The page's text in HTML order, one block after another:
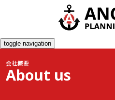
toggle navigation
会社概要
About us